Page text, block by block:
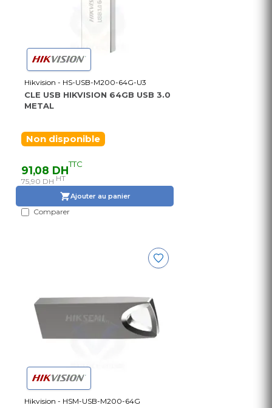
Hikvision - HS-USB-M200-64G-U3
CLE USB HIKVISION 64GB USB 3.0
METAL
Non disponible
91,08 DHTTC
75,90 DH HT
Ajouter au panier
Comparer
Hikvision - HSM-USB-M200-64G